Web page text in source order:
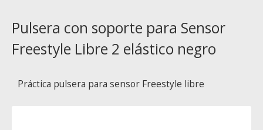
Pulsera con soporte para Sensor
Freestyle Libre 2 elástico negro
Práctica pulsera para sensor Freestyle libre